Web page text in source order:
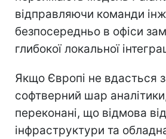
відправляючи команди
безпосередньо в офіси
глибокої локальної
Якщо Європі не вдасться
софтверний шар
переконані, що відмова
інфраструктури та